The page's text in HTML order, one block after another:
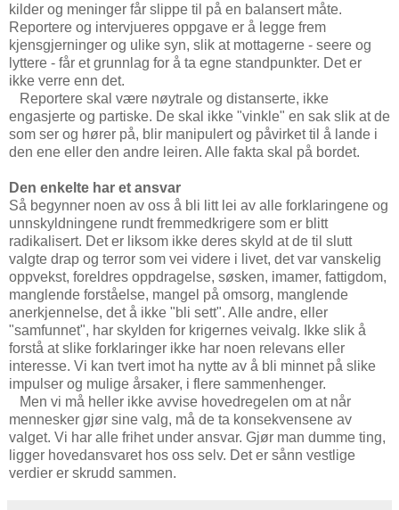
kilder og meninger får slippe til på en balansert måte.
Reportere og intervjueres oppgave er å legge frem
kjensgjerninger og ulike syn, slik at mottagerne - seere og
lyttere - får et grunnlag for å ta egne standpunkter. Det er
ikke verre enn det.
Reportere skal være nøytrale og distanserte, ikke
engasjerte og partiske. De skal ikke "vinkle" en sak slik at de
som ser og hører på, blir manipulert og påvirket til å lande i
den ene eller den andre leiren. Alle fakta skal på bordet.
Den enkelte har et ansvar
Så begynner noen av oss å bli litt lei av alle forklaringene og
unnskyldningene rundt fremmedkrigere som er blitt
radikalisert. Det er liksom ikke deres skyld at de til slutt
valgte drap og terror som vei videre i livet, det var vanskelig
oppvekst, foreldres oppdragelse, søsken, imamer, fattigdom,
manglende forståelse, mangel på omsorg, manglende
anerkjennelse, det å ikke "bli sett". Alle andre, eller
"samfunnet", har skylden for krigernes veivalg. Ikke slik å
forstå at slike forklaringer ikke har noen relevans eller
interesse. Vi kan tvert imot ha nytte av å bli minnet på slike
impulser og mulige årsaker, i flere sammenhenger.
Men vi må heller ikke avvise hovedregelen om at når
mennesker gjør sine valg, må de ta konsekvensene av
valget. Vi har alle frihet under ansvar. Gjør man dumme ting,
ligger hovedansvaret hos oss selv. Det er sånn vestlige
verdier er skrudd sammen.